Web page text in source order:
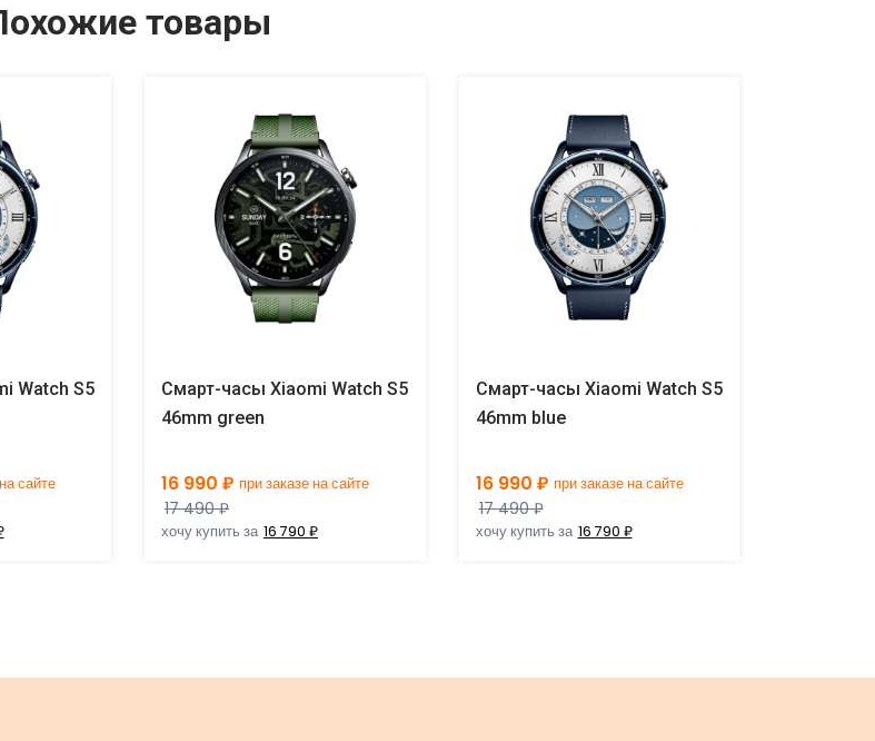
товары
Watch S5
сайте
Смарт-часы Xiaomi Watch S5
46mm green
16 990 ₽ при заказе на сайте
17 490 ₽
хочу купить за 16 790 ₽
Смарт-часы Xiaomi Watch S5
46mm blue
16 990 ₽ при заказе на сайте
17 490 ₽
хочу купить за 16 790 ₽